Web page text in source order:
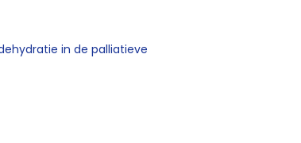
in de palliatieve